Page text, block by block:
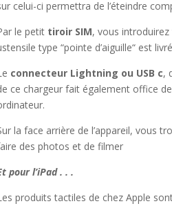
celui-ci permettra de l’éteindre
le petit tiroir SIM, vous
type “pointe d’aiguille“ est
connecteur Lightning ou USB c,
ce chargeur fait également office
la face arrière de l’appareil, vous
des photos et de filmer
pour l’iPad. . .
produits tactiles de chez Apple